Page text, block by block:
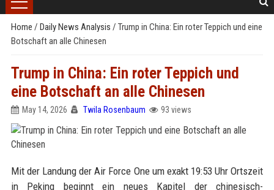
Home / Daily News Analysis / Trump in China: Ein roter Teppich und eine
Botschaft an alle Chinesen
Trump in China: Ein roter Teppich und
eine Botschaft an alle Chinesen
May 14, 2026 Twila Rosenbaum 93 views
Mit der Landung der Air Force One um exakt 19:53 Uhr Ortszeit
in Peking beginnt ein neues Kapitel der chinesisch-